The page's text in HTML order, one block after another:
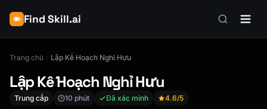
Find Skill.ai
Trang chủ Lập Kế Hoạch Nghỉ Hưu
Lập Kế Hoạch Nghỉ Hưu
Trung cấp 10 phút Đã xác minh 4.6/5